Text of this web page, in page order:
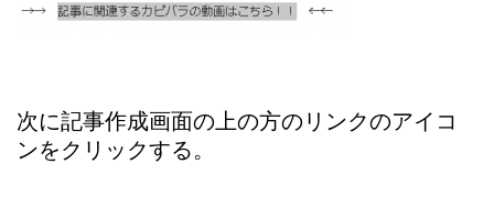
次に記事作成画面の上の方のリンクのアイコ
ンをクリックする。